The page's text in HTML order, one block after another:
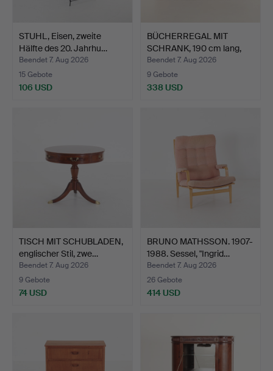
STUHL, Eisen, zweite
Hälfte des 20. Jahrhu…
Beendet 7. Aug 2026
15 Gebote
106 USD
BÜCHERREGAL MIT
SCHRANK, 190 cm lang,
Schw…
Beendet 7. Aug 2026
9 Gebote
338 USD
TISCH MIT SCHUBLADEN,
englischer Stil, zwe…
Beendet 7. Aug 2026
9 Gebote
74 USD
BRUNO MATHSSON. 1907-
1988. Sessel, "Ingrid…
Beendet 7. Aug 2026
26 Gebote
414 USD